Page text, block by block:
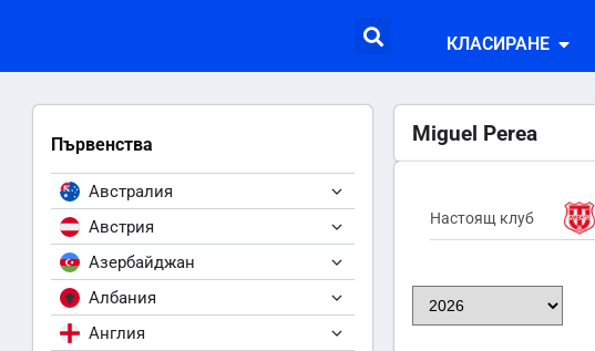
КЛАСИРАНЕ
Първенства
Австралия
Австрия
Азербайджан
Албания
Англия
Miguel Perea
Настоящ клуб